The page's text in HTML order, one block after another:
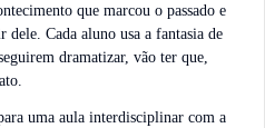
que marcou o passado e
dele. Cada aluno usa a fantasia de
dramatizar, vão ter que,
uma aula interdisciplinar com a